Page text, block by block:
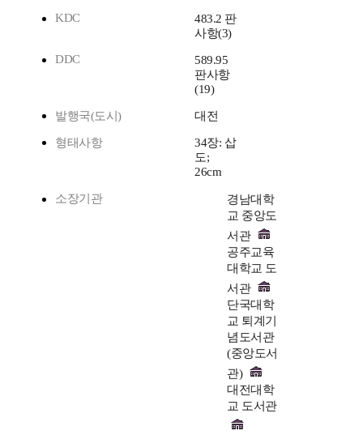
KDC
483.2 판
사항(3)
DDC
589.95
판사항
(19)
발행국(도시) 대전
형태사항
34장: 삽
도;
26cm
소장기관
경남대학
교 중앙도
서관
공주교육
대학교 도
서관
단국대학
교 퇴계기
념도서관
(중앙도서
관)
대전대학
교 도서관